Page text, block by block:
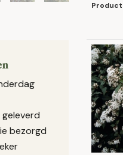
bezorgd
Product